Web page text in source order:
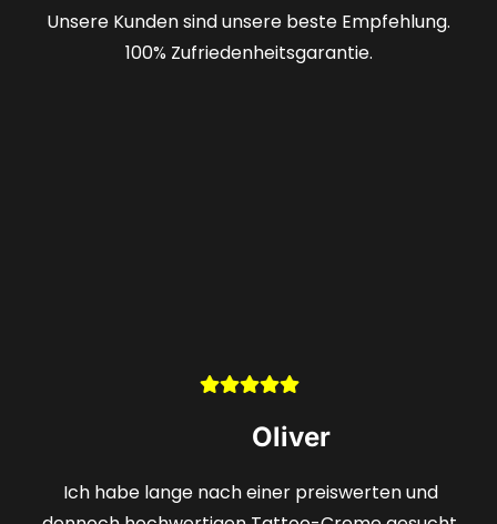
Unsere Kunden sind unsere beste Empfehlung.
100% Zufriedenheitsgarantie.
Stefan
Selten finde ich ein Angebot, das sowohl günstig als